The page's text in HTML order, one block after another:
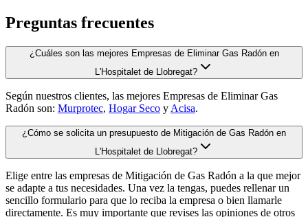
Preguntas frecuentes
¿Cuáles son las mejores Empresas de Eliminar Gas Radón en
L'Hospitalet de Llobregat?
Según nuestros clientes, las mejores Empresas de Eliminar Gas
Radón son: Murprotec, Hogar Seco y Acisa.
¿Cómo se solicita un presupuesto de Mitigación de Gas Radón en
L'Hospitalet de Llobregat?
Elige entre las empresas de Mitigación de Gas Radón a la que mejor
se adapte a tus necesidades. Una vez la tengas, puedes rellenar un
sencillo formulario para que lo reciba la empresa o bien llamarle
directamente. Es muy importante que revises las opiniones de otros